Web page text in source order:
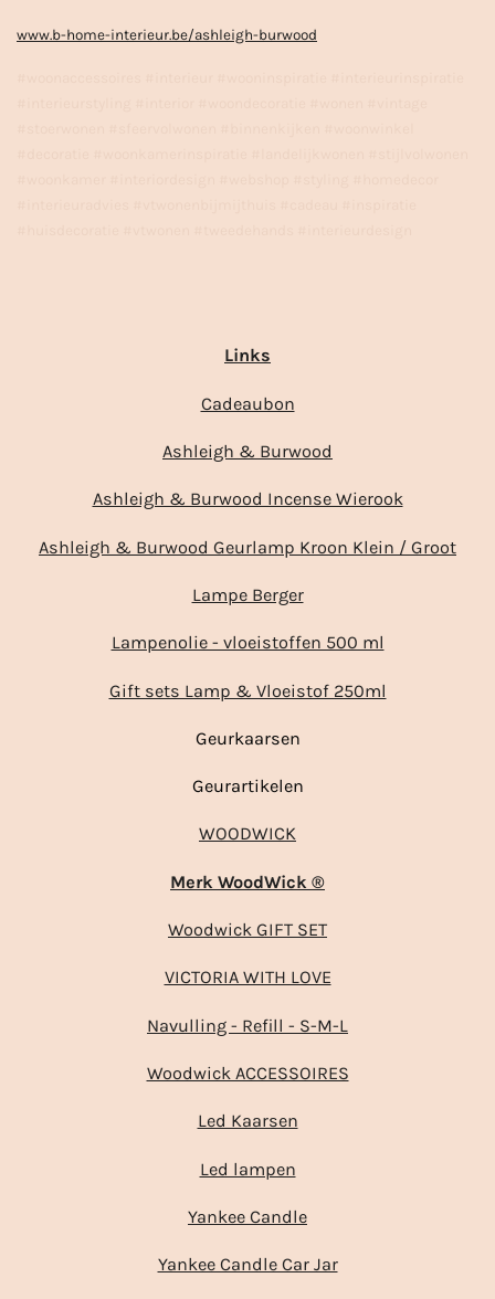
www.b-home-interieur.be/ashleigh-burwood
Links
Cadeaubon
Ashleigh & Burwood
Ashleigh & Burwood Incense Wierook
Ashleigh & Burwood Geurlamp Kroon Klein / Groot
Lampe Berger
Lampenolie - vloeistoffen 500 ml
Gift sets Lamp & Vloeistof 250ml
Geurkaarsen
Geurartikelen
WOODWICK
Merk WoodWick ®
Woodwick GIFT SET
VICTORIA WITH LOVE
Navulling - Refill - S-M-L
Woodwick ACCESSOIRES
Led Kaarsen
Led lampen
Yankee Candle
Yankee Candle Car Jar